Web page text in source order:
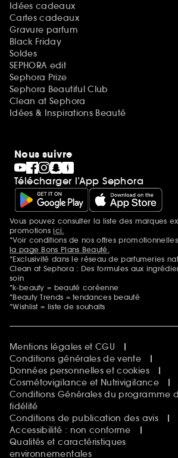
Idées cadeaux
Cartes cadeaux
Gravure parfum
Black Friday
Soldes
SEPHORA edit
Sephora Prize
Sephora Beautiful Club
Clean at Sephora
Idées & Inspirations Beauté
Nous suivre
Télécharger l’App Sephora
Mentions additionnelles
Vous pouvez consulter la liste des marques
promotionsici.
*Voir conditions de nos offres
la page Bons Plans Beauté.
*Exclusivité dans le réseau de parfumeries
Clean at Sephora : Des formules aux
soin
*k-beauty = beauté coréenne
*Beauty Trends = tendances beauté
*Wishlist = liste de souhaits
Mentions légales et CGU
Conditions générales de vente
Données personnelles et cookies
Cosmétovigilance et Nutrivigilance
Conditions Générales du programme
fidélité
Conditions de publication des avis
Accessibilité : non conforme
Qualités et caractéristiques
environnementales